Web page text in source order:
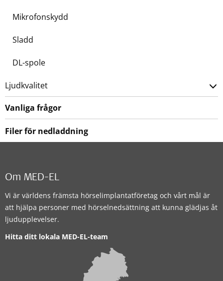
Mikrofonskydd
Sladd
DL-spole
Ljudkvalitet
Vanliga frågor
Filer för nedladdning
Om MED-EL
Vi är världens främsta hörselimplantatföretag och vårt mål är
att hjälpa personer med hörselnedsättning att kunna glädjas åt
ljudupplevelser.
Hitta ditt lokala MED-EL-team